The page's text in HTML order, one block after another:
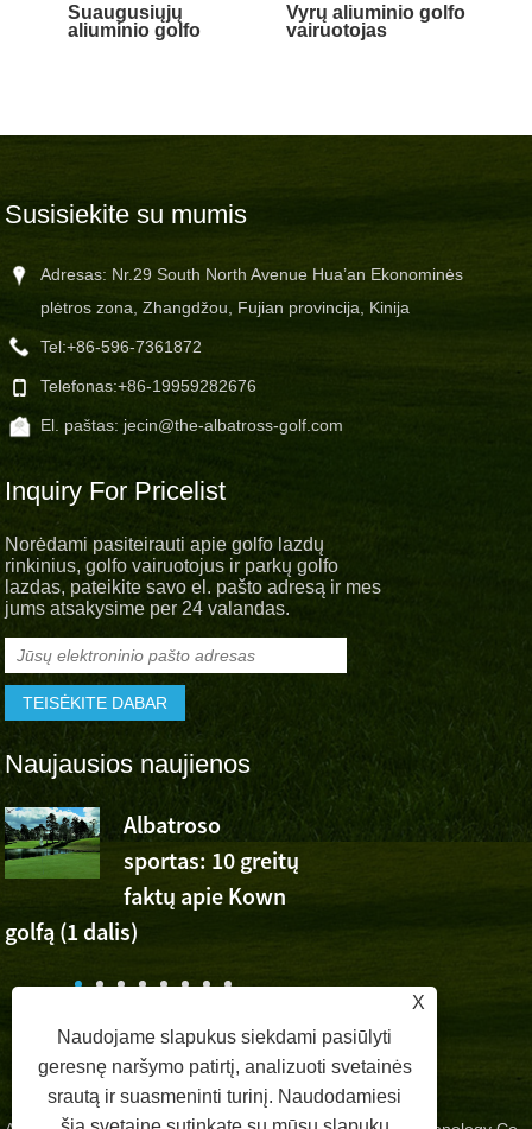
Suaugusiųjų
aliuminio golfo
Vyrų aliuminio golfo
vairuotojas
Susisiekite su mumis
Adresas: Nr.29 South North Avenue Hua’an Ekonominės
plėtros zona, Zhangdžou, Fujian provincija, Kinija
Tel:+86-596-7361872
Telefonas:+86-19959282676
El. paštas: jecin@the-albatross-golf.com
Inquiry For Pricelist
Norėdami pasiteirauti apie golfo lazdų
rinkinius, golfo vairuotojus ir parkų golfo
lazdas, pateikite savo el. pašto adresą ir mes
jums atsakysime per 24 valandas.
Naujausios naujienos
Albatroso
sportas: 10 greitų
faktų apie Kown
golfą (1 dalis)
Albatroso
X
Naudojame slapukus siekdami pasiūlyti
geresnę naršymo patirtį, analizuoti svetainės
srautą ir suasmeninti turinį. Naudodamiesi